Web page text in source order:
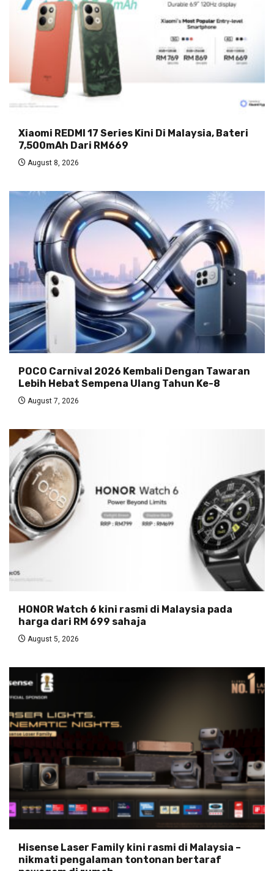
Xiaomi REDMI 17 Series Kini Di Malaysia, Bateri
7,500mAh Dari RM669
August 8, 2026
POCO Carnival 2026 Kembali Dengan Tawaran
Lebih Hebat Sempena Ulang Tahun Ke-8
August 7, 2026
HONOR Watch 6 kini rasmi di Malaysia pada
harga dari RM 699 sahaja
August 5, 2026
Hisense Laser Family kini rasmi di Malaysia –
nikmati pengalaman tontonan bertaraf